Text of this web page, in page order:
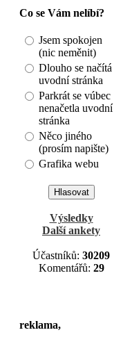
Co se Vám nelíbí?
Jsem spokojen
(nic neměnit)
Dlouho se načítá
uvodní stránka
Parkrát se vúbec
nenačetla uvodní
stránka
Něco jiného
(prosím napište)
Grafika webu
Výsledky
Další ankety
Účastníků: 30209
Komentářů: 29
reklama,